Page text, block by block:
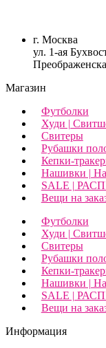
г. Москва
ул. 1-ая
Магазин
Футболки
Худи |
Свитеры
Рубашки
Кепки-
Нашивки |
SALE |
Вещи на
Футболки
Худи |
Свитеры
Рубашки
Кепки-
Нашивки |
SALE |
Вещи на
Информация